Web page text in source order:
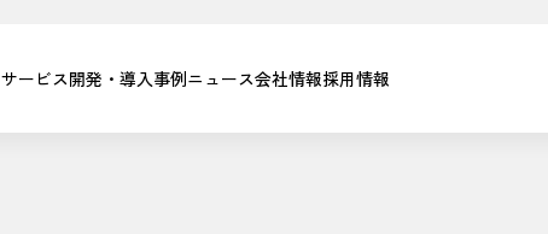
サービス開発・導入事例ニュース会社情報採用情報